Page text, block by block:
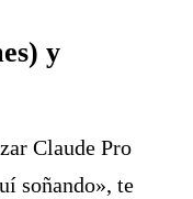
y
Claude Pro
soñando», te